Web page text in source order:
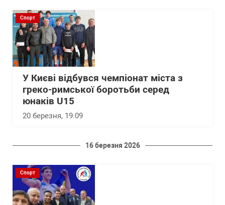
Спорт
У Києві відбувся чемпіонат міста з
греко-римської боротьби серед
юнаків U15
20 березня, 19:09
16 березня 2026
Спорт